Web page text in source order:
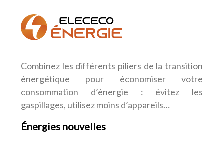
Combinez les différents piliers de la transition
énergétique pour économiser votre
consommation d’énergie : évitez les
gaspillages, utilisez moins d’appareils…
Énergies nouvelles